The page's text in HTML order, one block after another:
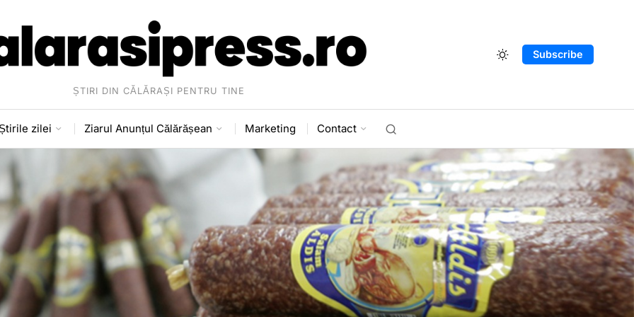
ȘTIRI DIN CĂLĂRAȘI PENTRU TINE
Subscribe
zilei Ziarul Anunțul Călărășean Marketing Contact